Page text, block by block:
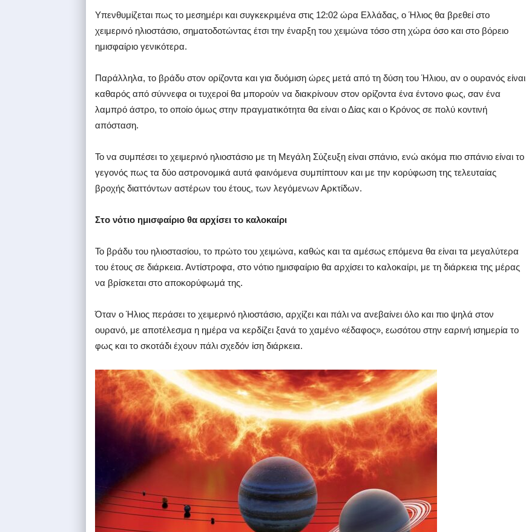
Υπενθυμίζεται πως το μεσημέρι και συγκεκριμένα στις 12:02 ώρα Ελλάδας, ο Ήλιος θα βρεθεί στο
χειμερινό ηλιοστάσιο, σηματοδοτώντας έτσι την έναρξη του χειμώνα τόσο στη χώρα όσο και στο βόρειο
ημισφαίριο γενικότερα.
Παράλληλα, το βράδυ στον ορίζοντα και για δυόμιση ώρες μετά από τη δύση του Ήλιου, αν ο ουρανός είναι
καθαρός από σύννεφα οι τυχεροί θα μπορούν να διακρίνουν στον ορίζοντα ένα έντονο φως, σαν ένα
λαμπρό άστρο, το οποίο όμως στην πραγματικότητα θα είναι ο Δίας και ο Κρόνος σε πολύ κοντινή
απόσταση.
Το να συμπέσει το χειμερινό ηλιοστάσιο με τη Μεγάλη Σύζευξη είναι σπάνιο, ενώ ακόμα πιο σπάνιο είναι το
γεγονός πως τα δύο αστρονομικά αυτά φαινόμενα συμπίπτουν και με την κορύφωση της τελευταίας
βροχής διαττόντων αστέρων του έτους, των λεγόμενων Αρκτίδων.
Στο νότιο ημισφαίριο θα αρχίσει το καλοκαίρι
Το βράδυ του ηλιοστασίου, το πρώτο του χειμώνα, καθώς και τα αμέσως επόμενα θα είναι τα μεγαλύτερα
του έτους σε διάρκεια. Αντίστροφα, στο νότιο ημισφαίριο θα αρχίσει το καλοκαίρι, με τη διάρκεια της μέρας
να βρίσκεται στο αποκορύφωμά της.
Όταν ο Ήλιος περάσει το χειμερινό ηλιοστάσιο, αρχίζει και πάλι να ανεβαίνει όλο και πιο ψηλά στον
ουρανό, με αποτέλεσμα η ημέρα να κερδίζει ξανά το χαμένο «έδαφος», εωσότου στην εαρινή ισημερία το
φως και το σκοτάδι έχουν πάλι σχεδόν ίση διάρκεια.